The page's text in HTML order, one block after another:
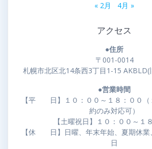
« 2月 4月 »
アクセス
●住所
〒001-0014
札幌市北区北14条西3丁目1-15 AKBLD(
●営業時間
【平 日】１０：００～１８：００（
約のみ対応可）
【土曜祝日】１０：００～１
【休 日】日曜、年末年始、夏期休業
日